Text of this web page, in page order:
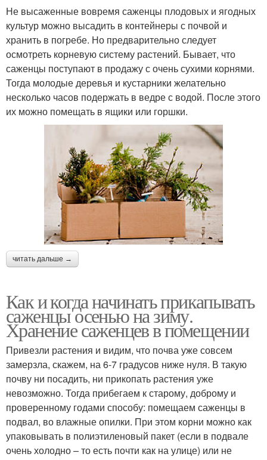
Не высаженные вовремя саженцы плодовых и ягодных
культур можно высадить в контейнеры с почвой и
хранить в погребе. Но предварительно следует
осмотреть корневую систему растений. Бывает, что
саженцы поступают в продажу с очень сухими корнями.
Тогда молодые деревья и кустарники желательно
несколько часов подержать в ведре с водой. После этого
их можно помещать в ящики или горшки.
читать дальше →
Как и когда начинать прикапывать
саженцы осенью на зиму.
Хранение саженцев в помещении
Привезли растения и видим, что почва уже совсем
замерзла, скажем, на 6-7 градусов ниже нуля. В такую
почву ни посадить, ни прикопать растения уже
невозможно. Тогда прибегаем к старому, доброму и
проверенному годами способу: помещаем саженцы в
подвал, во влажные опилки. При этом корни можно как
упаковывать в полиэтиленовый пакет (если в подвале
очень холодно – то есть почти как на улице) или не